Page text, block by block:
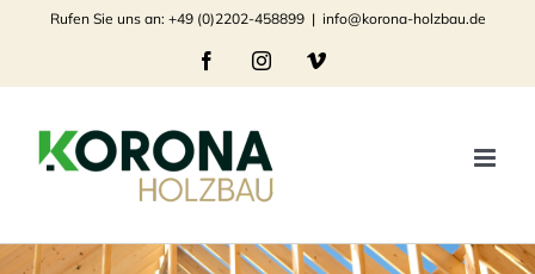
springen
Rufen Sie uns an: +49 (0)2202-458899 | info@korona-holzbau.de
FacebookInstagramVimeo